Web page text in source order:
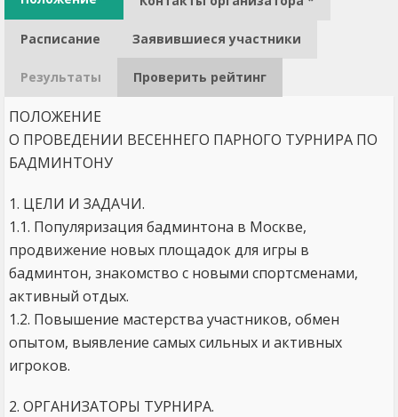
Расписание Заявившиеся участники
Результаты Проверить рейтинг
ПОЛОЖЕНИЕ
О ПРОВЕДЕНИИ ВЕСЕННЕГО ПАРНОГО ТУРНИРА ПО
БАДМИНТОНУ
1. ЦЕЛИ И ЗАДАЧИ.
1.1. Популяризация бадминтона в Москве,
продвижение новых площадок для игры в
бадминтон, знакомство с новыми спортсменами,
активный отдых.
1.2. Повышение мастерства участников, обмен
опытом, выявление самых сильных и активных
игроков.
2. ОРГАНИЗАТОРЫ ТУРНИРА.